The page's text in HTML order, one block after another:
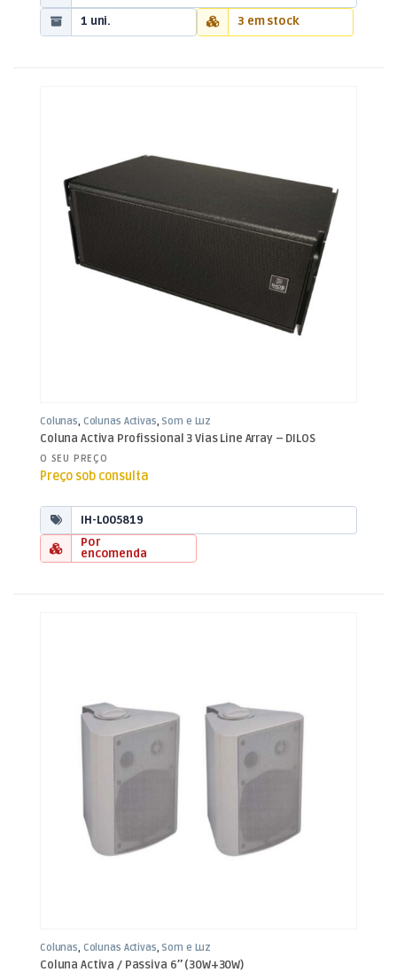
1 uni.
3 em stock
Colunas, Colunas Activas, Som e Luz
Coluna Activa Profissional 3 Vias Line Array – DILOS
O SEU PREÇO
Preço sob consulta
IH-L005819
Por
encomenda
Colunas, Colunas Activas, Som e Luz
Coluna Activa / Passiva 6″ (30W+30W)